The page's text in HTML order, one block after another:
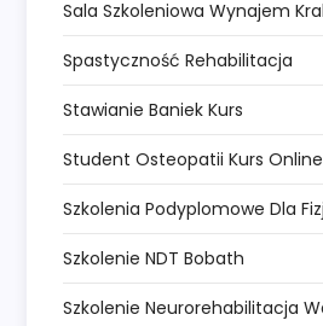
Sala Szkoleniowa Wynajem
Spastyczność Rehabilitacja
Stawianie Baniek Kurs
Student Osteopatii Kurs Online
Szkolenia Podyplomowe Dla
Szkolenie NDT Bobath
Szkolenie Neurorehabilitacja